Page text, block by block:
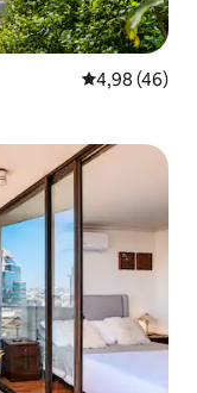
4,98 de uma
4,98 (46)